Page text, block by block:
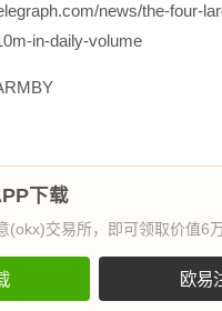
news/the-four-
in-daily-volume
下载
(okx)交易所，即可领取价值6
欧易